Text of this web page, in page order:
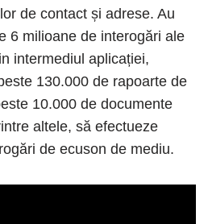
de contact și adrese. Au
6 milioane de interogări ale
intermediul aplicației,
130.000 de rapoarte de
10.000 de documente
altele, să efectueze
de ecuson de mediu.